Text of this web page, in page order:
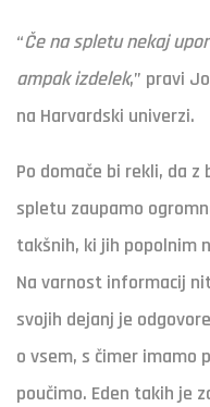
“Če na spletu nekaj
ampak izdelek,” pravi
na Harvardski univerzi.
Po domače bi rekli, da
spletu zaupamo
takšnih, ki jih popolnim
Na varnost informacij
svojih dejanj je
o vsem, s čimer imamo
poučimo. Eden takih je